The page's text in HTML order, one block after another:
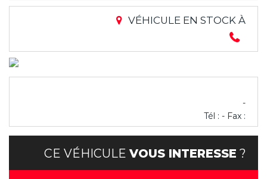
VÉHICULE EN STOCK À
-
Tél : - Fax :
CE VÉHICULE VOUS INTERESSE ?